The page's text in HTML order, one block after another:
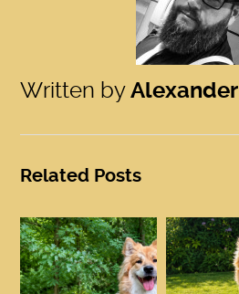
Written byAlexander
Related Posts